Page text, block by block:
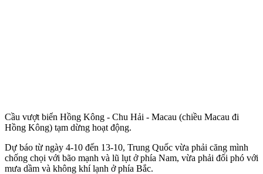
Cầu vượt biển Hồng Kông - Chu Hải - Macau (chiều Macau đi
Hồng Kông) tạm dừng hoạt động.
Dự báo từ ngày 4-10 đến 13-10, Trung Quốc vừa phải căng mình
chống chọi với bão mạnh và lũ lụt ở phía Nam, vừa phải đối phó với
mưa dầm và không khí lạnh ở phía Bắc.